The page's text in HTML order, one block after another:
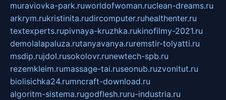
muraviovka-park.ruworldofwoman.ruclean-dreams.ru
arkrym.rukristinita.rudircomputer.ruhealthenter.ru
textexperts.rupivnaya-kruzhka.rukinofilmy-2021.ru
demolalapaluza.rutanyavanya.ruremstir-tolyatti.ru
msdip.rujdol.rusokolovr.runewtech-spb.ru
rezemkleim.rumassage-tai.ruseonub.ruzvonitut.ru
biolisichka24.rumncraft-download.ru
algoritm-sistema.rugodflesh.ruru-industria.ru